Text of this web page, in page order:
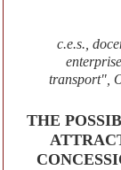
c.e.s.,
transport",
THE